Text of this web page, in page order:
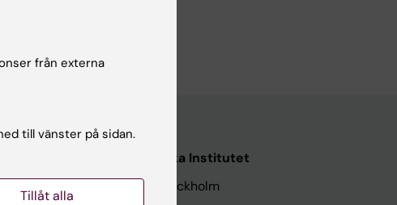
Karolinska Institutet
171 77 Stockholm
från externa
till vänster på sidan.
Tillåt alla